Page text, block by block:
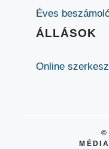
Éves
ÁLLÁSOK
Online
©